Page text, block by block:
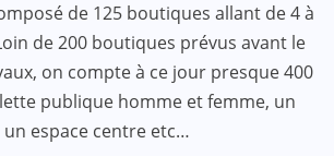
de 125 boutiques allant de 4 à
de 200 boutiques prévus avant le
on compte à ce jour presque 400
publique homme et femme, un
espace centre etc…